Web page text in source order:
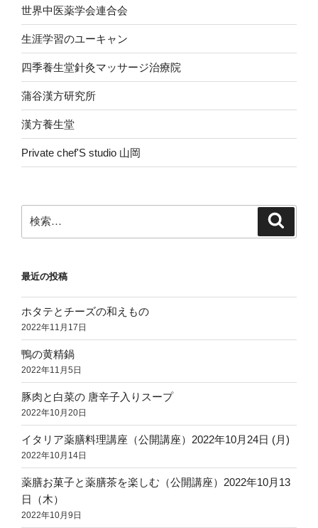
世界中医薬学会連合会
生涯学習のユーキャン
四季養生堂針灸マッサージ治療院
蒲谷漢方研究所
漢方養生堂
Private chef'S studio 山岡
索:
最近の投稿
ホタテとチーズの和えもの
2022年11月17日
鴨の黄精鍋
2022年11月5日
豚肉と白菜の 唐辛子入りスープ
2022年10月20日
イタリア薬膳料理講座（公開講座）2022年10月24日 (月)
2022年10月14日
薬膳お菓子と薬膳茶を楽しむ（公開講座）2022年10月13
日（木）
2022年10月9日